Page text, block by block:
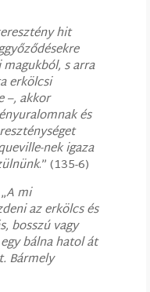
hit
s arra
erkölcsi
–, akkor
és
nek igaza
.” (135-6)
A mi
az erkölcs és
bosszú vagy
bálna hatol át
Bármely